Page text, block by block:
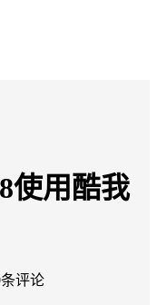
使用酷我
评论